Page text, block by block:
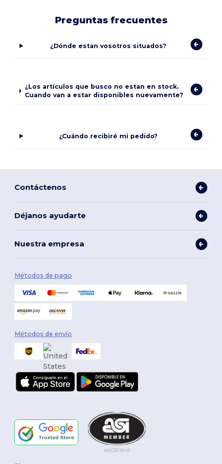
Preguntas frecuentes
¿Dónde estan vosotros situados?
¿Los artículos que busco no estan en stock.
Cuando van a estar disponibles nuevamente?
¿Cuándo recibiré mi pedido?
Contáctenos
Déjanos ayudarte
Nuestra empresa
Métodos de pago
Métodos de envío